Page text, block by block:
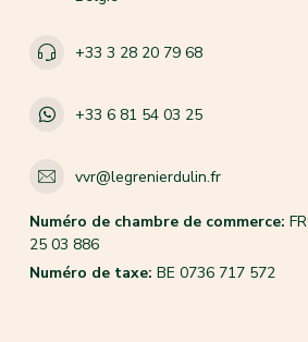
+33 3 28 20 79 68
+33 6 81 54 03 25
vvr@legrenierdulin.fr
Numéro de chambre de commerce:
25 03 886
Numéro de taxe: BE 0736 717 572